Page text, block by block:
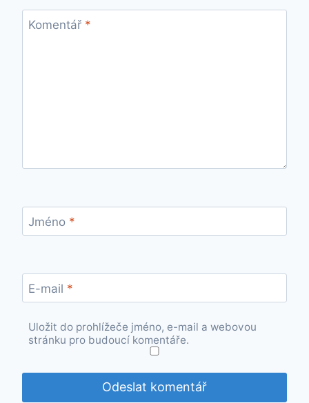
Komentář *
Jméno *
E-mail *
Uložit do prohlížeče jméno, e-mail a webovou
stránku pro budoucí komentáře.